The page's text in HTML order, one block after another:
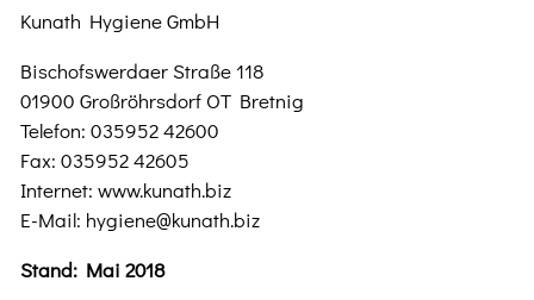
Kunath Hygiene GmbH
Bischofswerdaer Straße 118
01900 Großröhrsdorf OT Bretnig
Telefon: 035952 42600
Fax: 035952 42605
Internet: www.kunath.biz
E-Mail: hygiene@kunath.biz
Stand: Mai 2018